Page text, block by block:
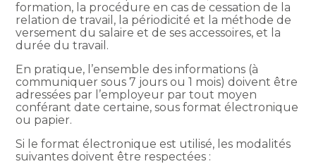
formation, la procédure en cas de cessation de la
relation de travail, la périodicité et la méthode de
versement du salaire et de ses accessoires, et la
durée du travail.
En pratique, l’ensemble des informations (à
communiquer sous 7 jours ou 1 mois) doivent être
adressées par l’employeur par tout moyen
conférant date certaine, sous format électronique
ou papier.
Si le format électronique est utilisé, les modalités
suivantes doivent être respectées :